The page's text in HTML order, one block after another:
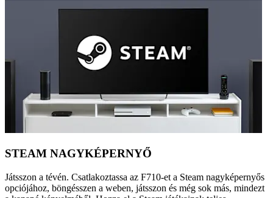
STEAM NAGYKÉPERNYŐ
Játsszon a tévén. Csatlakoztassa az F710-et a Steam nagyképernyős
opciójához, böngésszen a weben, játsszon és még sok más, mindezt